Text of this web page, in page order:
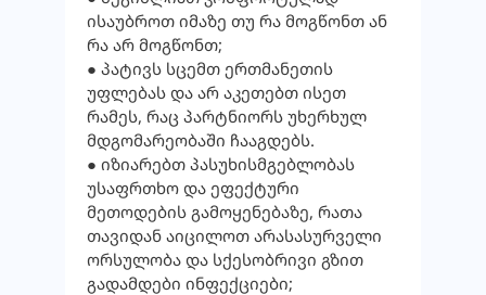
ისაუბროთ იმაზე თუ რა მოგწონთ ან
რა არ მოგწონთ;
● პატივს სცემთ ერთმანეთის
უფლებას და არ აკეთებთ ისეთ
რამეს, რაც პარტნიორს უხერხულ
მდგომარეობაში ჩააგდებს.
● იზიარებთ პასუხისმგებლობას
უსაფრთხო და ეფექტური
მეთოდების გამოყენებაზე, რათა
თავიდან აიცილოთ არასასურველი
ორსულობა და სქესობრივი გზით
გადამდები ინფექციები;